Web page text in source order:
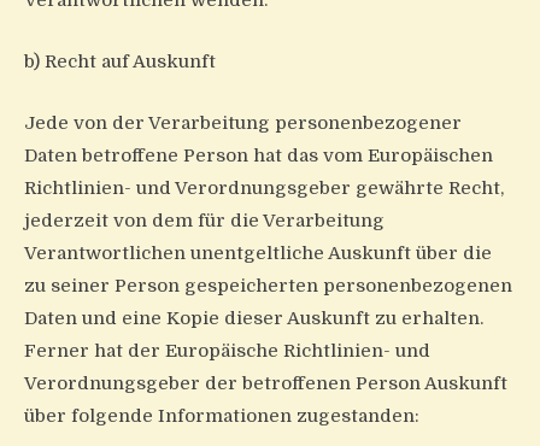
b) Recht auf Auskunft
Jede von der Verarbeitung personenbezogener
Daten betroffene Person hat das vom Europäischen
Richtlinien- und Verordnungsgeber gewährte Recht,
jederzeit von dem für die Verarbeitung
Verantwortlichen unentgeltliche Auskunft über die
zu seiner Person gespeicherten personenbezogenen
Daten und eine Kopie dieser Auskunft zu erhalten.
Ferner hat der Europäische Richtlinien- und
Verordnungsgeber der betroffenen Person Auskunft
über folgende Informationen zugestanden: